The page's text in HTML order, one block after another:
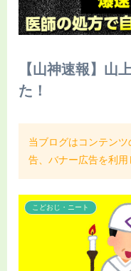
【山神速報】山
た！
当ブログはコンテン
告、バナー広告を利用
こどおじ・ニート